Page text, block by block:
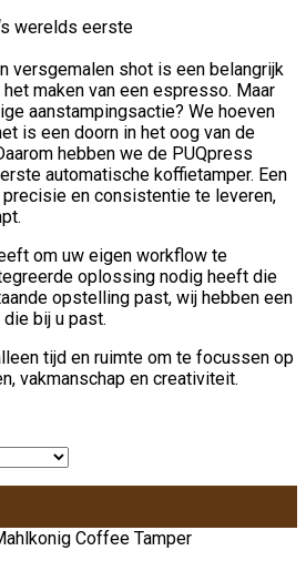
werelds eerste
versgemalen shot is een belangrijk
maken van een espresso. Maar
aanstampingsactie? We hoeven
is een doorn in het oog van de
hebben we de PUQpress
automatische koffietamper. Een
en consistentie te leveren,
om uw eigen workflow te
oplossing nodig heeft die
opstelling past, wij hebben een
bij u past.
tijd en ruimte om te focussen op
vakmanschap en creativiteit.